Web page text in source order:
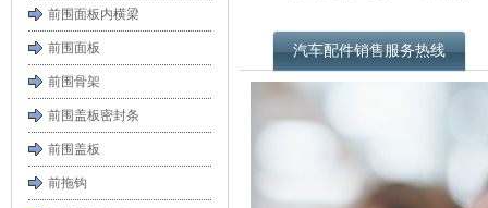
前围面板内横梁
前围面板
前围骨架
前围盖板密封条
前围盖板
前拖钩
汽车配件销售服务热线